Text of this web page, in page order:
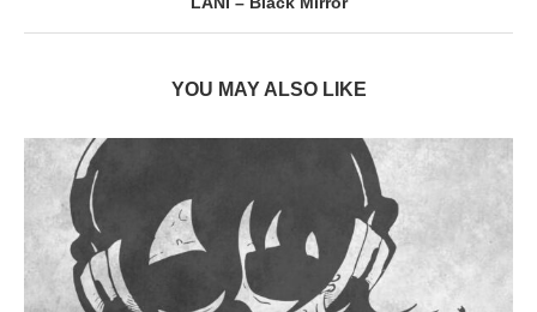
YOU MAY ALSO LIKE